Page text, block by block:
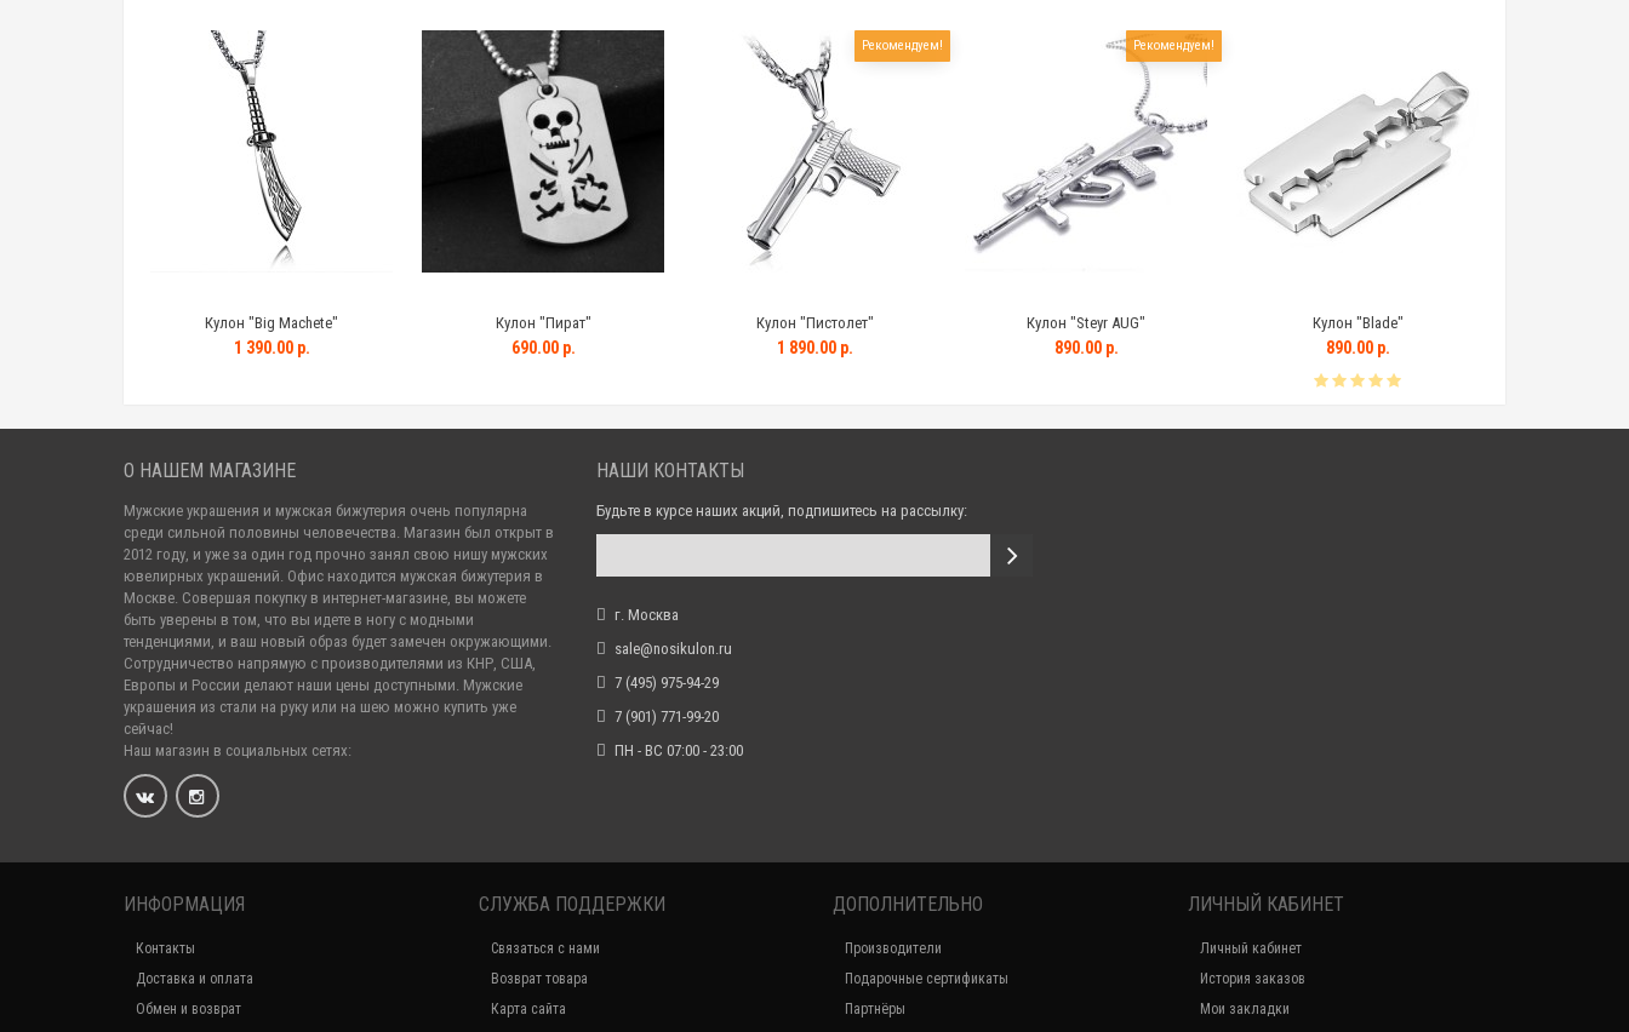
Кулон "Big Machete"
1 390.00 р.
Кулон "Пират"
690.00 р.
Рекомендуем!
Кулон "Пистолет"
1 890.00 р.
Рекомендуем!
Кулон "Steyr AUG"
890.00 р.
Кулон "Blade"
890.00 р.
О НАШЕМ МАГАЗИНЕ
Мужские украшения и мужская бижутерия очень популярна
среди сильной половины человечества. Магазин был открыт в
2012 году, и уже за один год прочно занял свою нишу мужских
ювелирных украшений. Офис находится мужская бижутерия в
Москве. Совершая покупку в интернет-магазине, вы можете
быть уверены в том, что вы идете в ногу с модными
тенденциями, и ваш новый образ будет замечен окружающими.
Сотрудничество напрямую с производителями из КНР, США,
Европы и России делают наши цены доступными. Мужские
украшения из стали на руку или на шею можно купить уже
сейчас!
Наш магазин в социальных сетях:
НАШИ КОНТАКТЫ
Будьте в курсе наших акций, подпишитесь на рассылку:
г. Москва
sale@nosikulon.ru
7 (495) 975-94-29
7 (901) 771-99-20
ПН - ВС 07:00 - 23:00
ИНФОРМАЦИЯ
Контакты
Доставка и оплата
Обмен и возврат
СЛУЖБА ПОДДЕРЖКИ
Связаться с нами
Возврат товара
Карта сайта
ДОПОЛНИТЕЛЬНО
Производители
Подарочные сертификаты
Партнёры
ЛИЧНЫЙ КАБИНЕТ
Личный кабинет
История заказов
Мои закладки